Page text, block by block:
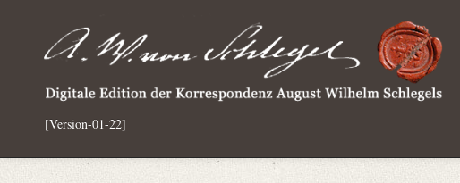
[Version-01-22]